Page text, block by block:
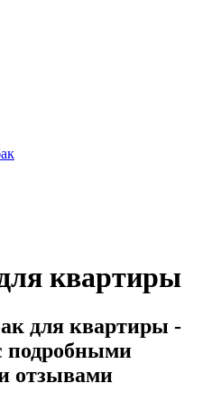
квартиры
для квартиры -
подробными
отзывами